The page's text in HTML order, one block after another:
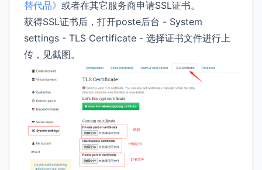
替代品》 或者在其它服务商申请SSL证书。
获得SSL证书后，打开poste后台 - System
settings - TLS Certificate - 选择证书文件进行上
传，见截图。